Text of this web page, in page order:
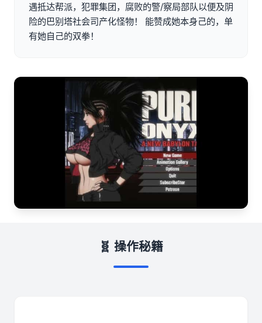
遇抵达帮派，犯罪集团，腐败的警/察局部队以便及阴
险的巴别塔社会司产化怪物！ 能赞成她本身己的，单
有她自己的双拳！
🧬 操作秘籍